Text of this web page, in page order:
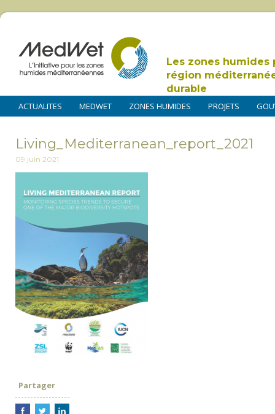
Les zones humides
région
durable
ACTUALITES MEDWET ZONES HUMIDES PROJETS
Living_Mediterranean_report_2021
09 juin 2021
Partager